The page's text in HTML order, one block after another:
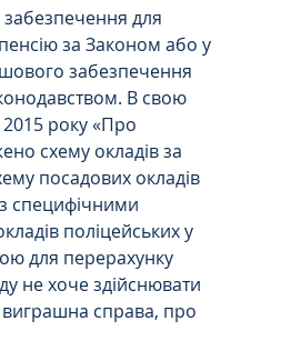
забезпечення для
за Законом або у
забезпечення
В свою
2015 року «Про
схему окладів за
посадових окладів
специфічними
поліцейських у
для перерахунку
не хоче здійснювати
виграшна справа, про